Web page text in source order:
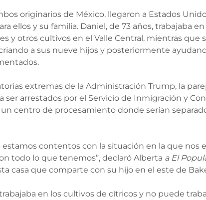
originarios de México, llegaron a Estados
ellos y su familia. Daniel, de 73 años, trabajaba
y otros cultivos en el Valle Central, mientras que
a sus nueve hijos y posteriormente
extremas de la Administración Trump, la
arrestados por el Servicio de Inmigración y
un centro de procesamiento donde serían
estamos contentos con la situación en la que nos
todo lo que tenemos”, declaró Alberta a El
casa que comparte con su hijo en el este de
en los cultivos de cítricos y no puede